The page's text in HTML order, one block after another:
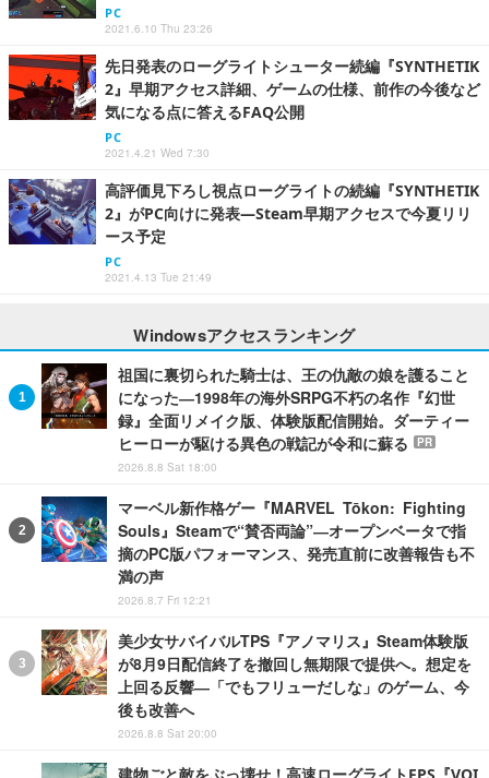
PC
2021.6.10 Thu 23:26
先日発表のローグライトシューター続編『SYNTHETIK
2』早期アクセス詳細、ゲームの仕様、前作の今後など
気になる点に答えるFAQ公開
PC
2021.4.21 Wed 7:30
高評価見下ろし視点ローグライトの続編『SYNTHETIK
2』がPC向けに発表―Steam早期アクセスで今夏リリ
ース予定
PC
2021.4.13 Tue 21:49
Windowsアクセスランキング
祖国に裏切られた騎士は、王の仇敵の娘を護ること
になった―1998年の海外SRPG不朽の名作『幻世
録』全面リメイク版、体験版配信開始。ダーティー
ヒーローが駆ける異色の戦記が令和に蘇る
PR
2026.8.8 Sat 18:00
マーベル新作格ゲー『MARVEL Tōkon: Fighting
Souls』Steamで“賛否両論”―オープンベータで指
摘のPC版パフォーマンス、発売直前に改善報告も不
満の声
2026.8.7 Fri 12:21
美少女サバイバルTPS『アノマリス』Steam体験版
が8月9日配信終了を撤回し無期限で提供へ。想定を
上回る反響―「でもフリューだしな」のゲーム、今
後も改善へ
2026.8.8 Sat 20:00